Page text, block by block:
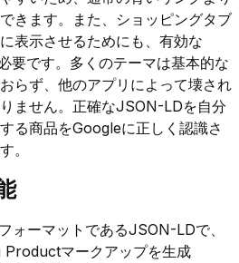
きます。また、ショッピングタブ
表示させるためにも、有効な
要です。多くのテーマは基本的な
らず、他のアプリによって壊され
ません。正確なJSON-LDを自分
る商品をGoogleに正しく認識さ
。
ォーマットであるJSON-LDで、
マークアップを生成